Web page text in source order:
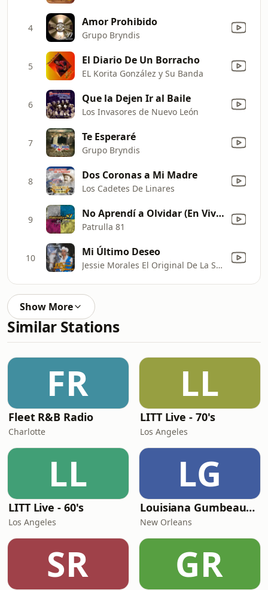
4 Amor Prohibido
Grupo Bryndis
5 El Diario De Un Borracho
EL Korita González y Su Banda
6 Que la Dejen Ir al Baile
Los Invasores de Nuevo León
7 Te Esperaré
Grupo Bryndis
8 Dos Coronas a Mi Madre
Los Cadetes De Linares
9 No Aprendí a Olvidar (En Vivo en Dallas - Escapade 2001/2004)
Patrulla 81
10 Mi Último Deseo
Jessie Morales El Original De La Sierra
Show More
Similar Stations
FR
Fleet R&B Radio
Charlotte
LL
LITT Live - 70's
Los Angeles
LL
LITT Live - 60's
Los Angeles
LG
Louisiana Gumbeaux Radio
New Orleans
SR GR